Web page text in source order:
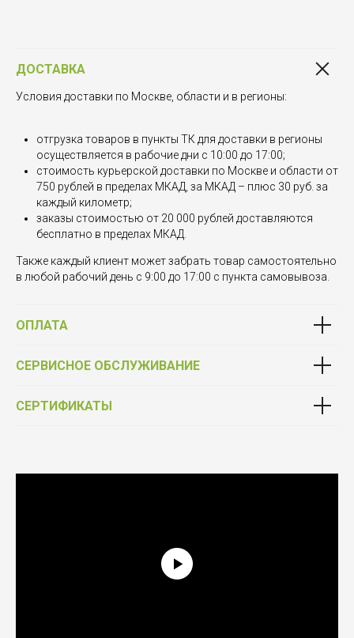
ДОСТАВКА
Условия доставки по Москве, области и в регионы:
отгрузка товаров в пункты ТК для доставки в регионы
осуществляется в рабочие дни с 10:00 до 17:00;
стоимость курьерской доставки по Москве и области от
750 рублей в пределах МКАД, за МКАД – плюс 30 руб. за
каждый километр;
заказы стоимостью от 20 000 рублей доставляются
бесплатно в пределах МКАД.
Также каждый клиент может забрать товар самостоятельно
в любой рабочий день с 9:00 до 17:00 с пункта самовывоза.
ОПЛАТА
СЕРВИСНОЕ ОБСЛУЖИВАНИЕ
СЕРТИФИКАТЫ